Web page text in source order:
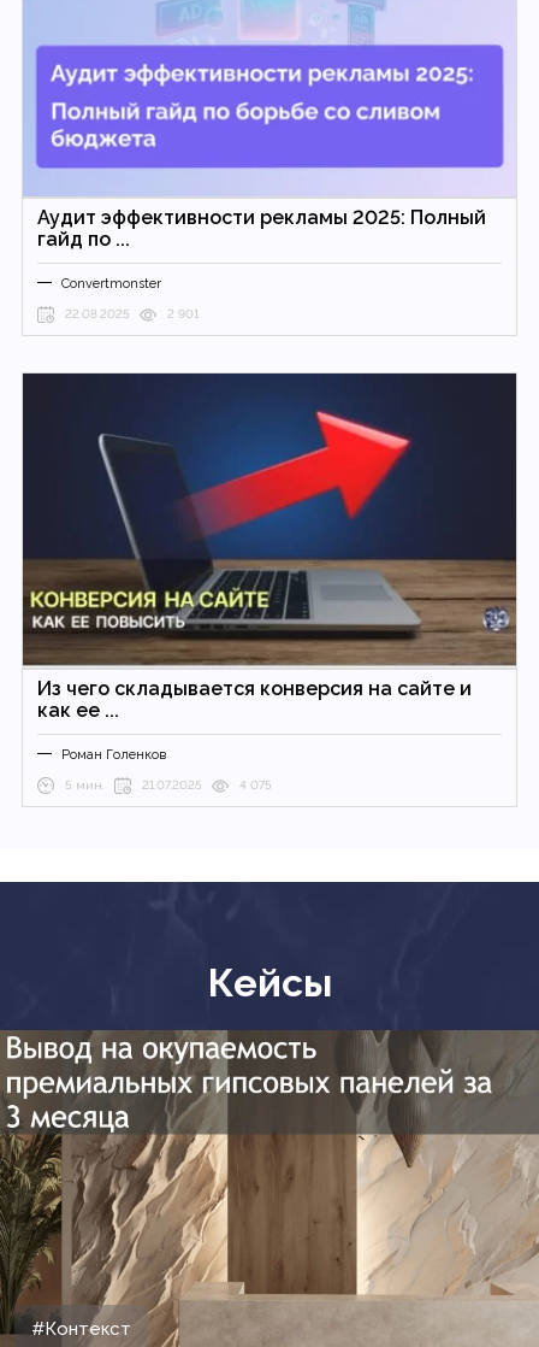
Аудит эффективности рекламы 2025: Полный
гайд по ...
Convertmonster
22.08.2025 2 901
Из чего складывается конверсия на сайте и
как ее ...
Роман Голенков
5 мин. 21.07.2025 4 075
Кейсы
#Контекст